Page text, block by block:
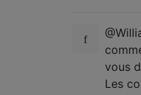
vous
Les